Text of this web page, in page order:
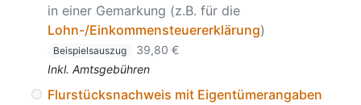
in einer Gemarkung (z.B. für die
Lohn-/Einkommensteuererklärung)
Beispielsauszug
39,80 €
Inkl. Amtsgebühren
Flurstücksnachweis mit Eigentümerangaben